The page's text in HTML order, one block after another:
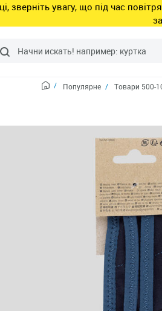
зверніть увагу, що під час
Популярне Товари 500-